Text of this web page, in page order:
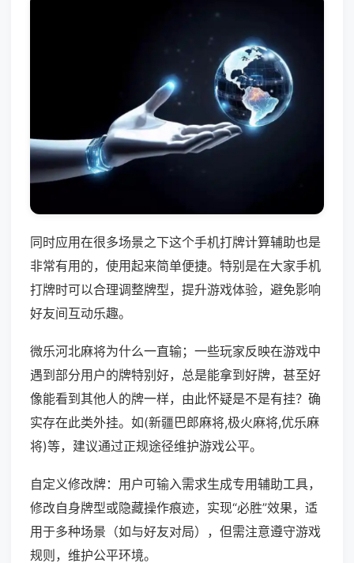
同时应用在很多场景之下这个手机打牌计算辅助也是
非常有用的，使用起来简单便捷。特别是在大家手机
打牌时可以合理调整牌型，提升游戏体验，避免影响
好友间互动乐趣。
微乐河北麻将为什么一直输；一些玩家反映在游戏中
遇到部分用户的牌特别好，总是能拿到好牌，甚至好
像能看到其他人的牌一样，由此怀疑是不是有挂？确
实存在此类外挂。如(新疆巴郎麻将,极火麻将,优乐麻
将)等，建议通过正规途径维护游戏公平。
自定义修改牌：用户可输入需求生成专用辅助工具，
修改自身牌型或隐藏操作痕迹，实现“必胜”效果，适
用于多种场景（如与好友对局），但需注意遵守游戏
规则，维护公平环境。